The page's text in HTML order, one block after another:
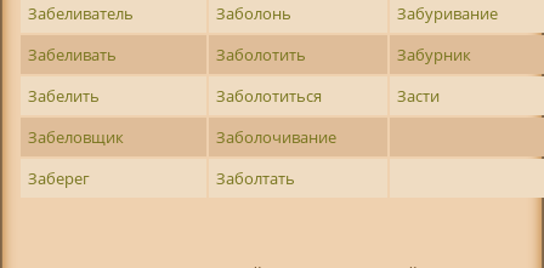
Забеливатель
Заболонь
Забуривание
Забеливать
Заболотить
Забурник
Забелить
Заболотиться
Засти
Забеловщик
Заболочивание
Заберег
Заболтать